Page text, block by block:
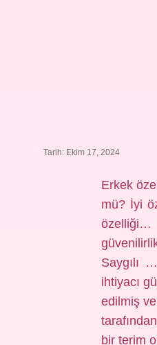
Tarih: Ekim 17, 2024
Erkek
mü? İyi
özelliği…
Saygılı
ihtiyacı
edilmiş
bir terim